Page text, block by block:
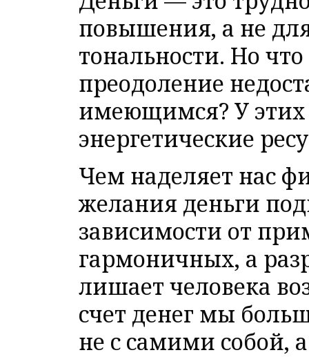
повышения, а не
тональности. Но
преодоление
имеющимся? У этих
энергетические
Чем наделяет нас
желания деньги
зависимости от
гармоничных, а
лишает человека
счет денег мы
не с самими собой,